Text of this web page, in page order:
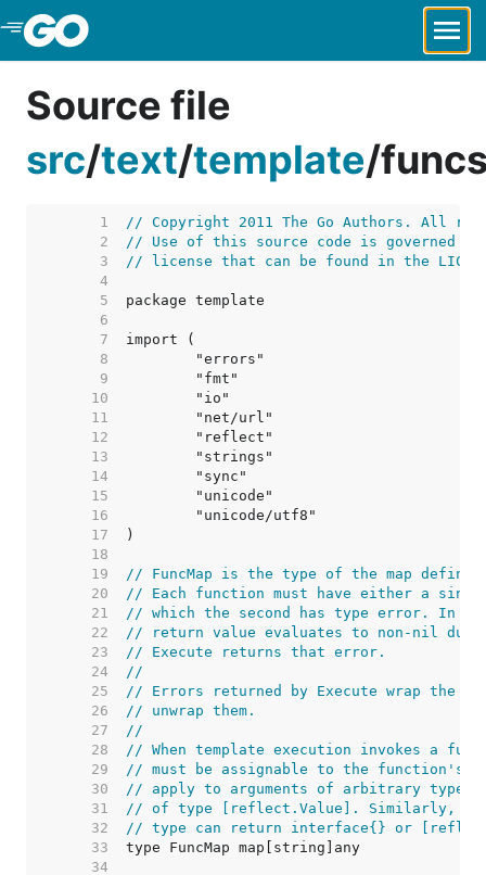
Skip to Main Content
Source file
src/text/template/
     1
// Copyright 2011 The Go Authors. All
     2
// Use of this source code is governed by
     3
// license that can be found in the
     4
     5
     6
     7
     8
     9
    10
    11
    12
    13
    14
    15
    16
    17
    18
    19
// FuncMap is the type of the map
    20
// Each function must have either a
    21
// which the second has type error. In
    22
// return value evaluates to non-nil
    23
// Execute returns that error.
    24
//
    25
// Errors returned by Execute wrap the
    26
// unwrap them.
    27
//
    28
// When template execution invokes a
    29
// must be assignable to the function's
    30
// apply to arguments of arbitrary type
    31
// of type [reflect.Value]. Similarly,
    32
// type can return interface{} or
    33
    34